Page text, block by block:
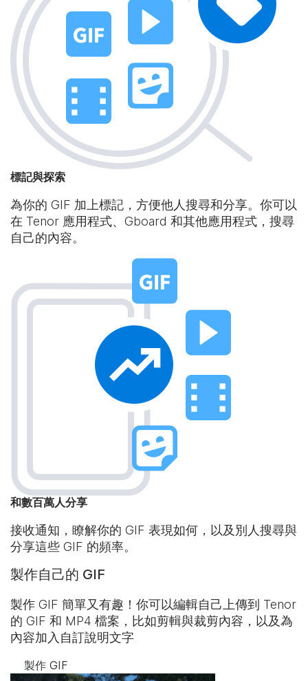
標記與探索
為你的 GIF 加上標記，方便他人搜尋和分享。你可以
在 Tenor 應用程式、Gboard 和其他應用程式，搜尋
自己的內容。
和數百萬人分享
接收通知，瞭解你的 GIF 表現如何，以及別人搜尋與
分享這些 GIF 的頻率。
製作自己的 GIF
製作 GIF 簡單又有趣！你可以編輯自己上傳到 Tenor
的 GIF 和 MP4 檔案，比如剪輯與裁剪內容，以及為
內容加入自訂說明文字
製作 GIF